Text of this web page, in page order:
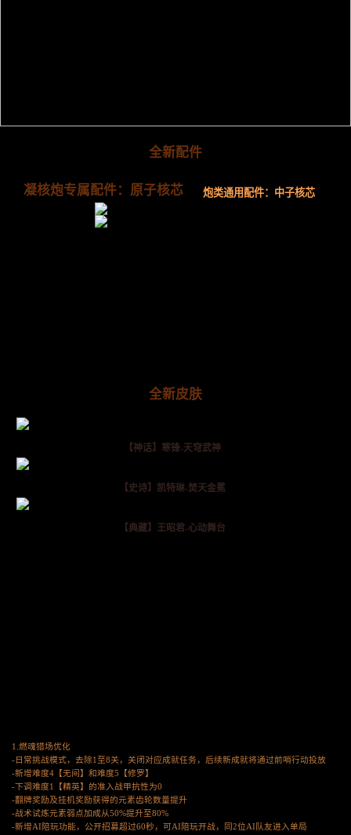
全新配件
凝核炮专属配件：原子核芯 炮类通用配件：中子核芯
全新皮肤
【神话】寒锋-天穹武神
【史诗】凯特琳-焚天金冕
【典藏】王昭君-心动舞台
1.燃魂猎场优化
-日常挑战模式，去除1至8关，关闭对应成就任务，后续新成就将通过前哨行动投放
-新增难度4【无间】和难度5【修罗】
-下调难度1【精英】的准入战甲抗性为0
-翻牌奖励及挂机奖励获得的元素齿轮数量提升
-战术试炼元素弱点加成从50%提升至80%
-新增AI陪玩功能，公开招募超过60秒，可AI陪玩开战，同2位AI队友进入单局